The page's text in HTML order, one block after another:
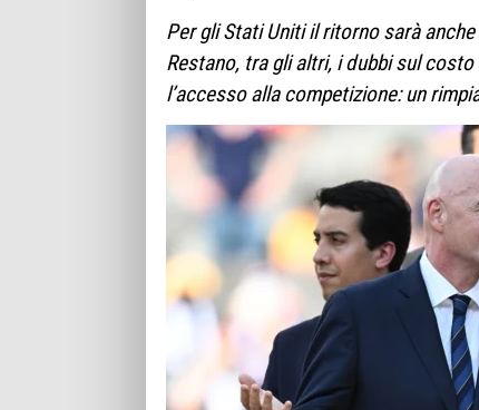
Per gli Stati Uniti il ritorno sarà
Restano, tra gli altri, i dubbi sul
l’accesso alla competizione: un